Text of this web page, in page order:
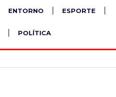
ENTORNO ESPORTE
POLÍTICA